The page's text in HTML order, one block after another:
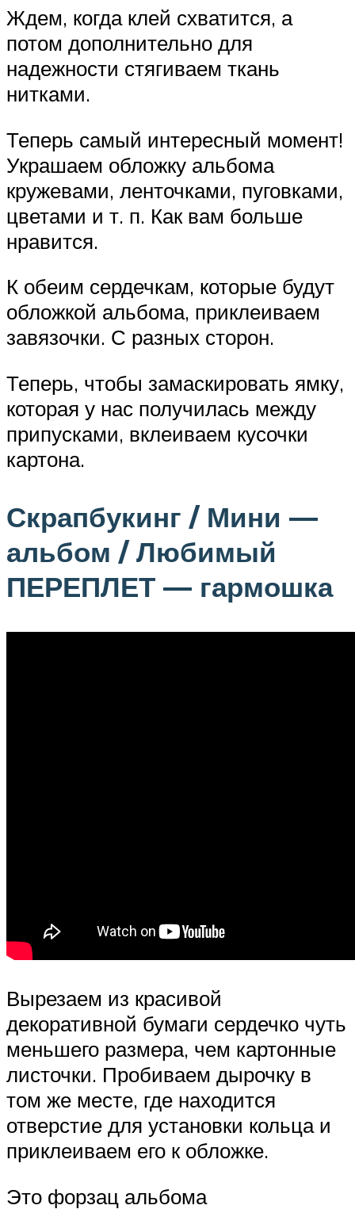
Ждем, когда клей схватится, а
потом дополнительно для
надежности стягиваем ткань
нитками.
Теперь самый интересный момент!
Украшаем обложку альбома
кружевами, ленточками, пуговками,
цветами и т. п. Как вам больше
нравится.
К обеим сердечкам, которые будут
обложкой альбома, приклеиваем
завязочки. С разных сторон.
Теперь, чтобы замаскировать ямку,
которая у нас получилась между
припусками, вклеиваем кусочки
картона.
Скрапбукинг / Мини —
альбом / Любимый
ПЕРЕПЛЕТ — гармошка
Вырезаем из красивой
декоративной бумаги сердечко чуть
меньшего размера, чем картонные
листочки. Пробиваем дырочку в
том же месте, где находится
отверстие для установки кольца и
приклеиваем его к обложке.
Это форзац альбома